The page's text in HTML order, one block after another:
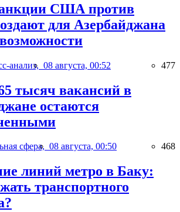
США против
для Азербайджана
анализ, 08 августа, 00:52 477
тысяч вакансий в
остаются
сфера, 08 августа, 00:50 468
линий метро в Баку:
транспортного